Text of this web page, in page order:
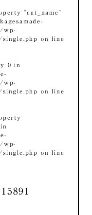
"cat_name"
wp-
on line
0 in
wp-
on line
wp-
on line